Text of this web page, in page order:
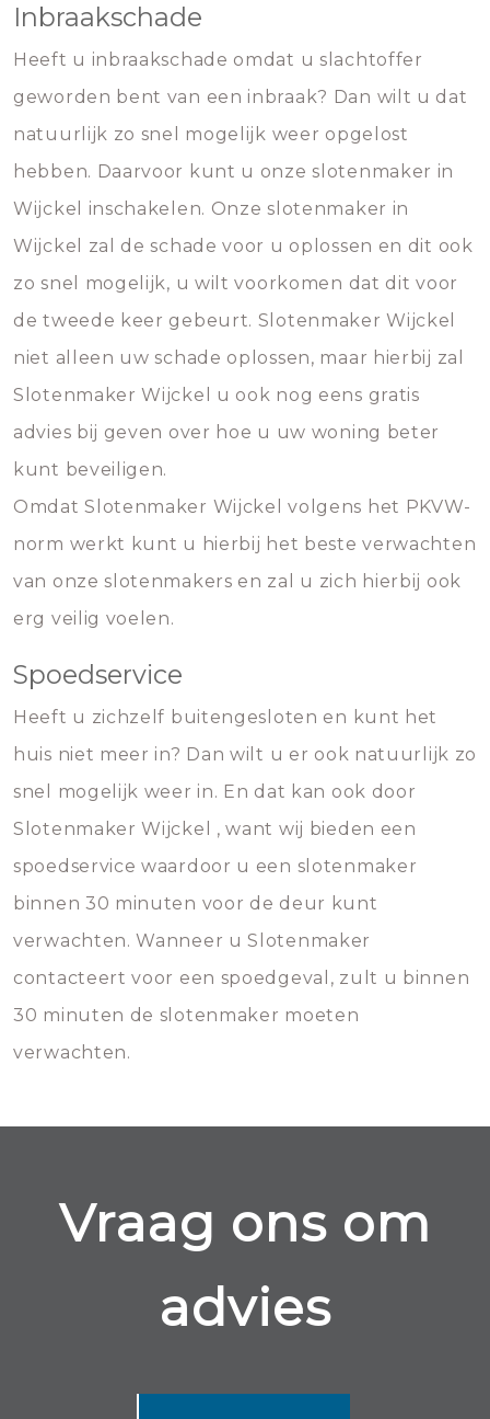
Inbraakschade
Heeft u inbraakschade omdat u slachtoffer
geworden bent van een inbraak? Dan wilt u dat
natuurlijk zo snel mogelijk weer opgelost
hebben. Daarvoor kunt u onze slotenmaker in
Wijckel inschakelen. Onze slotenmaker in
Wijckel zal de schade voor u oplossen en dit ook
zo snel mogelijk, u wilt voorkomen dat dit voor
de tweede keer gebeurt. Slotenmaker Wijckel
niet alleen uw schade oplossen, maar hierbij zal
Slotenmaker Wijckel u ook nog eens gratis
advies bij geven over hoe u uw woning beter
kunt beveiligen.
Omdat Slotenmaker Wijckel volgens het PKVW-
norm werkt kunt u hierbij het beste verwachten
van onze slotenmakers en zal u zich hierbij ook
erg veilig voelen.
Spoedservice
Heeft u zichzelf buitengesloten en kunt het
huis niet meer in? Dan wilt u er ook natuurlijk zo
snel mogelijk weer in. En dat kan ook door
Slotenmaker Wijckel , want wij bieden een
spoedservice waardoor u een slotenmaker
binnen 30 minuten voor de deur kunt
verwachten. Wanneer u Slotenmaker
contacteert voor een spoedgeval, zult u binnen
30 minuten de slotenmaker moeten
verwachten.
Vraag ons om
advies